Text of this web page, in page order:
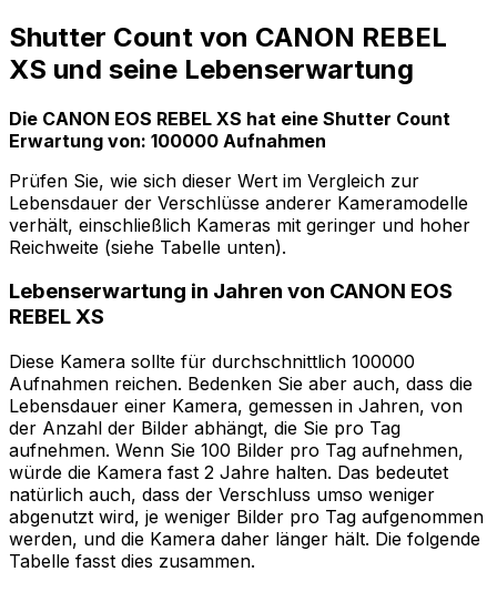
Shutter Count von CANON REBEL
XS und seine Lebenserwartung
Die CANON EOS REBEL XS hat eine Shutter Count
Erwartung von: 100000 Aufnahmen
Prüfen Sie, wie sich dieser Wert im Vergleich zur
Lebensdauer der Verschlüsse anderer Kameramodelle
verhält, einschließlich Kameras mit geringer und hoher
Reichweite (siehe Tabelle unten).
Lebenserwartung in Jahren von CANON EOS
REBEL XS
Diese Kamera sollte für durchschnittlich 100000
Aufnahmen reichen. Bedenken Sie aber auch, dass die
Lebensdauer einer Kamera, gemessen in Jahren, von
der Anzahl der Bilder abhängt, die Sie pro Tag
aufnehmen. Wenn Sie 100 Bilder pro Tag aufnehmen,
würde die Kamera fast 2 Jahre halten. Das bedeutet
natürlich auch, dass der Verschluss umso weniger
abgenutzt wird, je weniger Bilder pro Tag aufgenommen
werden, und die Kamera daher länger hält. Die folgende
Tabelle fasst dies zusammen.